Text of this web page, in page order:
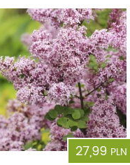
27,99 PLN